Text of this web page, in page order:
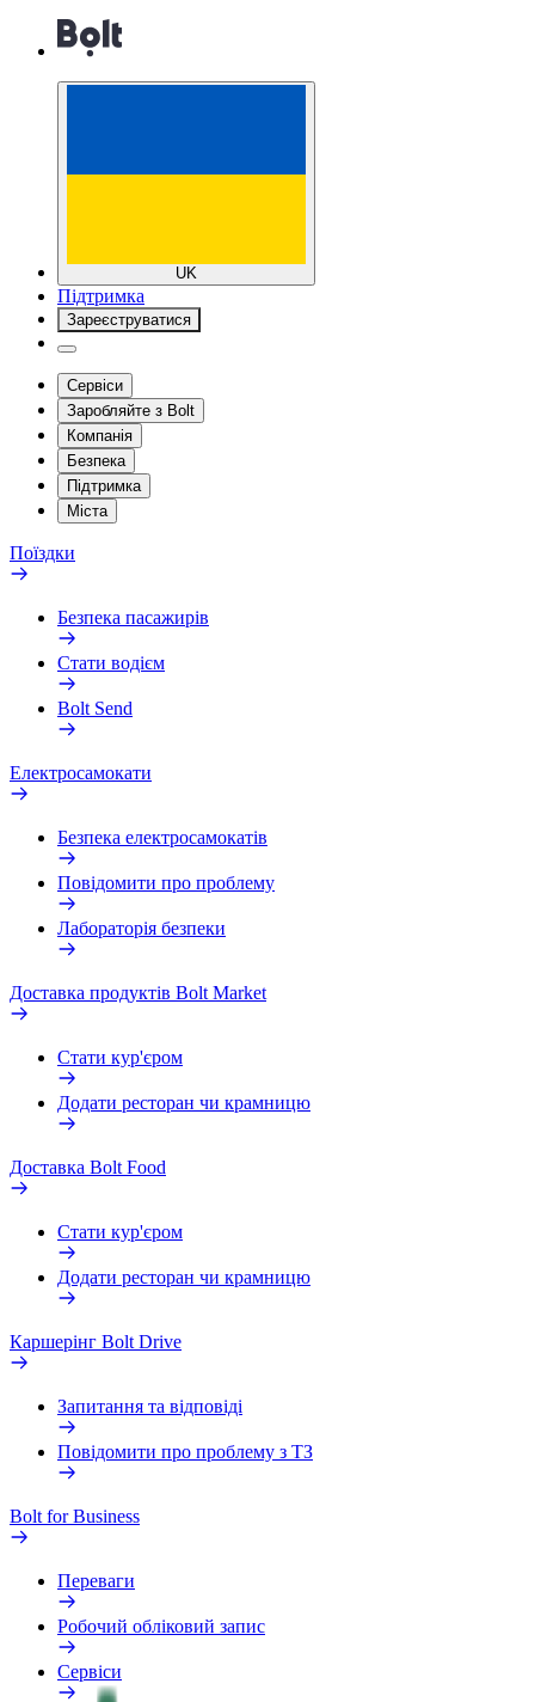
UK
Підтримка
Зареєструватися
Сервіси
Заробляйте з Bolt
Компанія
Безпека
Підтримка
Міста
Поїздки
Безпека пасажирів
Стати водієм
Bolt Send
Електросамокати
Безпека електросамокатів
Повідомити про проблему
Лабораторія безпеки
Доставка продуктів Bolt Market
Стати кур'єром
Додати ресторан чи крамницю
Доставка Bolt Food
Стати кур'єром
Додати ресторан чи крамницю
Каршерінг Bolt Drive
Запитання та відповіді
Повідомити про проблему з ТЗ
Bolt for Business
Переваги
Робочий обліковий запис
Сервіси